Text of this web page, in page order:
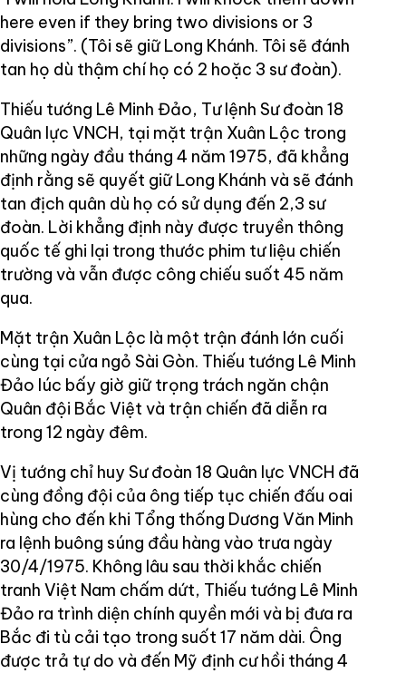
here even if they bring two divisions or 3
divisions”. (Tôi sẽ giữ Long Khánh. Tôi sẽ đánh
tan họ dù thậm chí họ có 2 hoặc 3 sư đoàn).
Thiếu tướng Lê Minh Đảo, Tư lệnh Sư đoàn 18
Quân lực VNCH, tại mặt trận Xuân Lộc trong
những ngày đầu tháng 4 năm 1975, đã khẳng
định rằng sẽ quyết giữ Long Khánh và sẽ đánh
tan địch quân dù họ có sử dụng đến 2,3 sư
đoàn. Lời khẳng định này được truyền thông
quốc tế ghi lại trong thước phim tư liệu chiến
trường và vẫn được công chiếu suốt 45 năm
qua.
Mặt trận Xuân Lộc là một trận đánh lớn cuối
cùng tại cửa ngỏ Sài Gòn. Thiếu tướng Lê Minh
Đảo lúc bấy giờ giữ trọng trách ngăn chận
Quân đội Bắc Việt và trận chiến đã diễn ra
trong 12 ngày đêm.
Vị tướng chỉ huy Sư đoàn 18 Quân lực VNCH đã
cùng đồng đội của ông tiếp tục chiến đấu oai
hùng cho đến khi Tổng thống Dương Văn Minh
ra lệnh buông súng đầu hàng vào trưa ngày
30/4/1975. Không lâu sau thời khắc chiến
tranh Việt Nam chấm dứt, Thiếu tướng Lê Minh
Đảo ra trình diện chính quyền mới và bị đưa ra
Bắc đi tù cải tạo trong suốt 17 năm dài. Ông
được trả tự do và đến Mỹ định cư hồi tháng 4